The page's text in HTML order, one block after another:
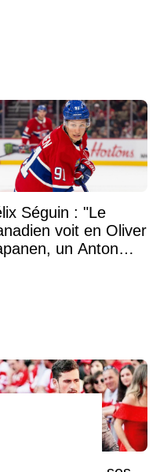
Séguin : "Le
voit en Oliver
un Anton